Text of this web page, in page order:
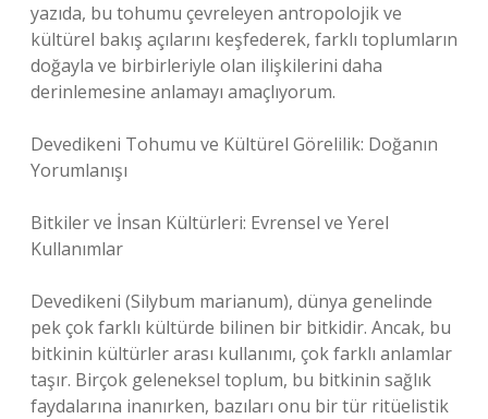
yazıda, bu tohumu çevreleyen antropolojik ve
kültürel bakış açılarını keşfederek, farklı toplumların
doğayla ve birbirleriyle olan ilişkilerini daha
derinlemesine anlamayı amaçlıyorum.
Devedikeni Tohumu ve Kültürel Görelilik: Doğanın
Yorumlanışı
Bitkiler ve İnsan Kültürleri: Evrensel ve Yerel
Kullanımlar
Devedikeni (Silybum marianum), dünya genelinde
pek çok farklı kültürde bilinen bir bitkidir. Ancak, bu
bitkinin kültürler arası kullanımı, çok farklı anlamlar
taşır. Birçok geleneksel toplum, bu bitkinin sağlık
faydalarına inanırken, bazıları onu bir tür ritüelistik